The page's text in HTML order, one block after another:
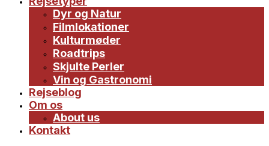
Dyr og Natur
Filmlokationer
Kulturmøder
Roadtrips
Skjulte Perler
Vin og Gastronomi
Rejseblog
Om os
About us
Kontakt